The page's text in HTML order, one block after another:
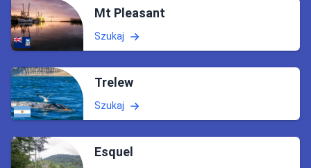
Mt Pleasant
Szukaj
Trelew
Szukaj
Esquel